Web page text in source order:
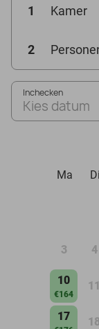
1 Kamer
2
Inchecken
Kies datum
Ma
Di
3 4
10
€164
11
17 18